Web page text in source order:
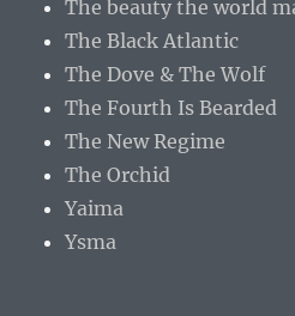
The beauty the world
The Black Atlantic
The Dove & The Wolf
The Fourth Is Bearded
The New Regime
The Orchid
Yaima
Ysma